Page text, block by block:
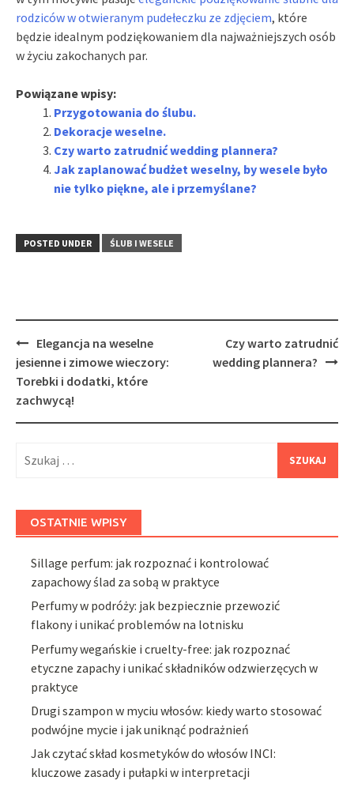
rodziców w otwieranym pudełeczku ze zdjęciem, które
będzie idealnym podziękowaniem dla najważniejszych osób
w życiu zakochanych par.
Powiązane wpisy:
Przygotowania do ślubu.
Dekoracje weselne.
Czy warto zatrudnić wedding plannera?
Jak zaplanować budżet weselny, by wesele było
nie tylko piękne, ale i przemyślane?
POSTED UNDER ŚLUB I WESELE
Post
navigation
Elegancja na weselne
jesienne i zimowe wieczory:
Torebki i dodatki, które
zachwycą!
Czy warto zatrudnić
wedding plannera?
OSTATNIE WPISY
Sillage perfum: jak rozpoznać i kontrolować
zapachowy ślad za sobą w praktyce
Perfumy w podróży: jak bezpiecznie przewozić
flakony i unikać problemów na lotnisku
Perfumy wegańskie i cruelty-free: jak rozpoznać
etyczne zapachy i unikać składników odzwierzęcych w
praktyce
Drugi szampon w myciu włosów: kiedy warto stosować
podwójne mycie i jak uniknąć podrażnień
Jak czytać skład kosmetyków do włosów INCI:
kluczowe zasady i pułapki w interpretacji